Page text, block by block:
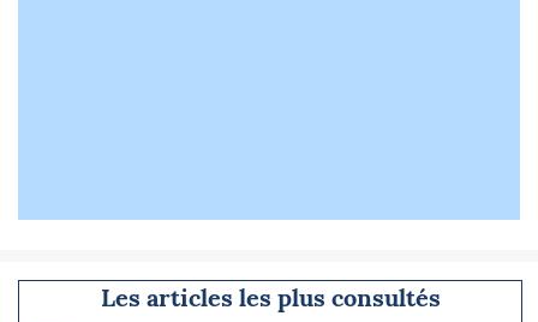
Les articles les plus consultés